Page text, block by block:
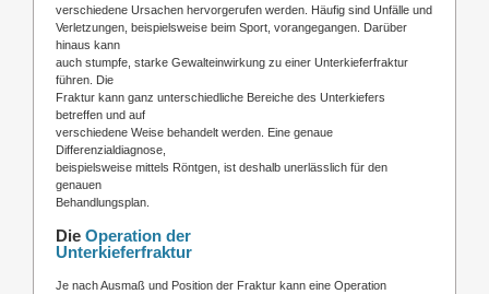
verschiedene Ursachen hervorgerufen werden. Häufig sind Unfälle und
Verletzungen, beispielsweise beim Sport, vorangegangen. Darüber
hinaus kann
auch stumpfe, starke Gewalteinwirkung zu einer Unterkieferfraktur
führen. Die
Fraktur kann ganz unterschiedliche Bereiche des Unterkiefers
betreffen und auf
verschiedene Weise behandelt werden. Eine genaue
Differenzialdiagnose,
beispielsweise mittels Röntgen, ist deshalb unerlässlich für den
genauen
Behandlungsplan.
Die Operation der
Unterkieferfraktur
Je nach Ausmaß und Position der Fraktur kann eine Operation